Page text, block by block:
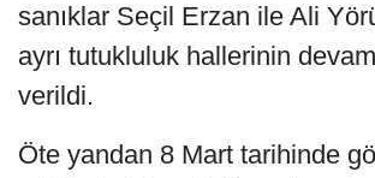
sanıklar Seçil Erzan ile Ali
ayrı tutukluluk hallerinin
verildi.
Öte yandan 8 Mart tarihinde